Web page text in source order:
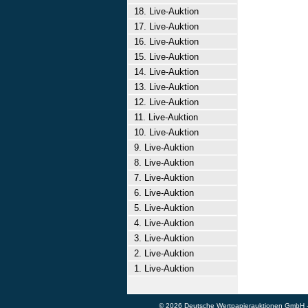
18. Live-Auktion
17. Live-Auktion
16. Live-Auktion
15. Live-Auktion
14. Live-Auktion
13. Live-Auktion
12. Live-Auktion
11. Live-Auktion
10. Live-Auktion
9. Live-Auktion
8. Live-Auktion
7. Live-Auktion
6. Live-Auktion
5. Live-Auktion
4. Live-Auktion
3. Live-Auktion
2. Live-Auktion
1. Live-Auktion
© 2026 Deutsche Wertpapierauktionen GmbH